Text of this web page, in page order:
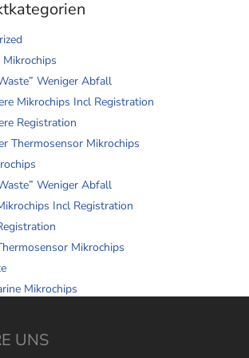
Weniger Abfall
Mikrochips Incl Registration
Registration
Thermosensor Mikrochips
Weniger Abfall
Incl Registration
Mikrochips
Mikrochips
UNS